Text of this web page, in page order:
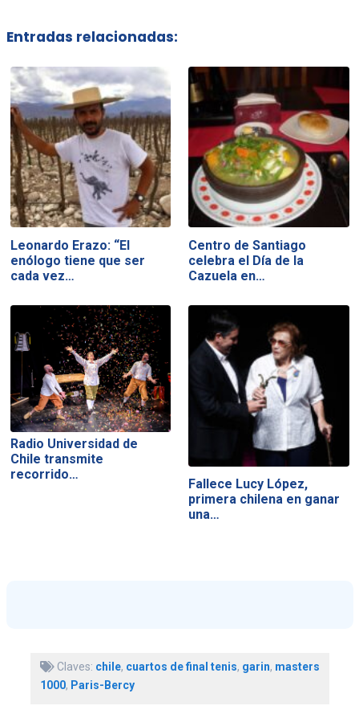
Entradas relacionadas:
Leonardo Erazo: “El
enólogo tiene que ser
cada vez…
Centro de Santiago
celebra el Día de la
Cazuela en…
Radio Universidad de
Chile transmite
recorrido…
Fallece Lucy López,
primera chilena en ganar
una…
Claves: chile, cuartos de final tenis, garin, masters
1000, Paris-Bercy